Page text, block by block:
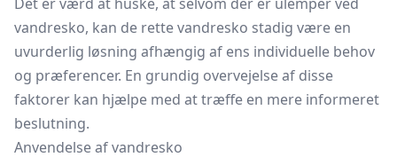
vandresko, kan de rette vandresko stadig være en
uvurderlig løsning afhængig af ens individuelle behov
og præferencer. En grundig overvejelse af disse
faktorer kan hjælpe med at træffe en mere informeret
beslutning.
Anvendelse af vandresko